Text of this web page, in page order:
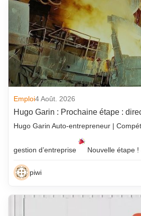
Emploi4 Août. 2026
Hugo Garin : Prochaine étape :
Hugo Garin Auto-entrepreneur |
gestion d’entreprise Nouvelle étape
piwi